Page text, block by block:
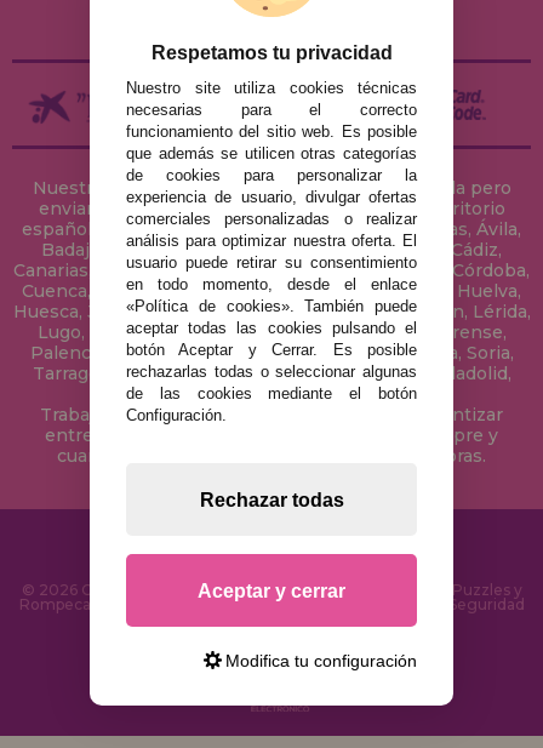
DEVOLUCIONES / DESISTIMIENTO
Nuestra tienda de puzzles está ubicada en Sevilla pero
enviamos tus puzzles a cualquier ciudad del territorio
español: Álava, Albacete, Alicante, Almería, Asturias, Ávila,
Badajoz, Baleares, Barcelona, Burgos, Cáceres, Cádiz,
Canarias, Cantabria, Castellón, Ceuta, Ciudad Real, Córdoba,
Cuenca, Gerona, Granada, Guadalajara, Guipúzcoa, Huelva,
Huesca, Jaén, La Coruña, La Rioja, Las Palmas, Leon, Lérida,
Lugo, Madrid, Málaga, Melilla, Murcia, Navarra, Orense,
Palencia, Pontevedra, Salamanca, Segovia, Sevilla, Soria,
Tarragona, Tenerife, Teruel, Toledo, Valencia, Valladolid,
Vizcaya, Zamora y Zaragoza.
Trabajamos con Stocks permanentes para garantizar
entregas rápidas en territorio peninsular, siempre y
cuando el pedido se realice antes de las 18 horas.
© 2026 CasaDelPuzzle.com - Tienda Online para comprar Puzzles y
Rompecabezas en Internet. Entrega Rápida en 24 Horas y Seguridad
Respetamos tu privacidad
Nuestro site utiliza cookies técnicas
necesarias para el correcto
funcionamiento del sitio web. Es posible
que además se utilicen otras categorías
de cookies para personalizar la
experiencia de usuario, divulgar ofertas
comerciales personalizadas o realizar
análisis para optimizar nuestra oferta. El
usuario puede retirar su consentimiento
en todo momento, desde el enlace
«Política de cookies». También puede
aceptar todas las cookies pulsando el
botón Aceptar y Cerrar. Es posible
rechazarlas todas o seleccionar algunas
de las cookies mediante el botón
Configuración.
Rechazar todas
Aceptar y cerrar
Modifica tu configuración